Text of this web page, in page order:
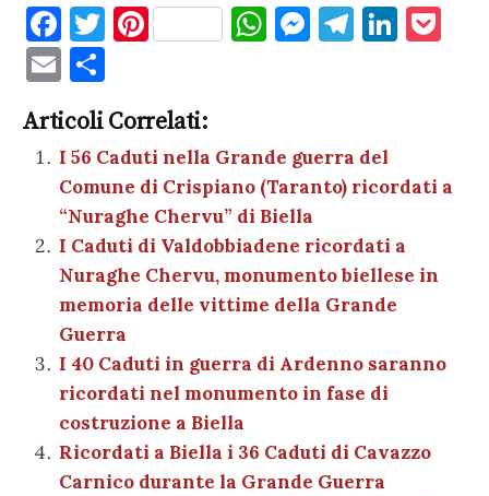
F
a
c
e
b
o
o
k
T
te
r
Pi
es
t
W
A
p
p
M
g
er
T
a
m
Li
n
E
m
ai
l
o
n
di
vi
di
Articoli Correlati:
I 56 Caduti nella Grande guerra del
Comune di Crispiano (Taranto) ricordati a
“Nuraghe Chervu” di Biella
I Caduti di Valdobbiadene ricordati a
Nuraghe Chervu, monumento biellese in
memoria delle vittime della Grande
Guerra
I 40 Caduti in guerra di Ardenno saranno
ricordati nel monumento in fase di
costruzione a Biella
Ricordati a Biella i 36 Caduti di Cavazzo
Carnico durante la Grande Guerra